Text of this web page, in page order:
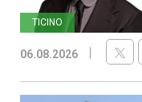
TICINO
06.08.2026